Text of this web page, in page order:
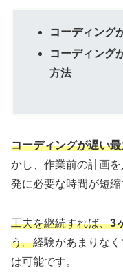
コーディング
コーディング
方法
コーディングが遅い
かし、作業前の計画
発に必要な時間が短縮
工夫を継続すれば、3
う。経験があまりな
は可能です。